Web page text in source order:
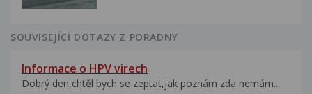
SOUVISEJÍCÍ DOTAZY Z PORADNY
Informace o HPV virech
Dobrý den,chtěl bych se zeptat,jak poznám zda nemám...